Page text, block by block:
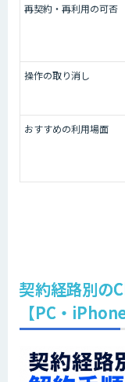
再契約・再利用の可否
操作の取り消し
おすすめの利用場面
契約経路別の
【PC・